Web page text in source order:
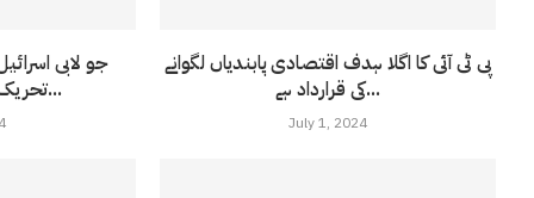
جو لابی
تحریک انصاف نے کردکھا...
پی ٹی آئی کا اگلا ہدف اقتصادی پابندیاں لگوانے
کی قرارداد ہے...
July 1, 2024